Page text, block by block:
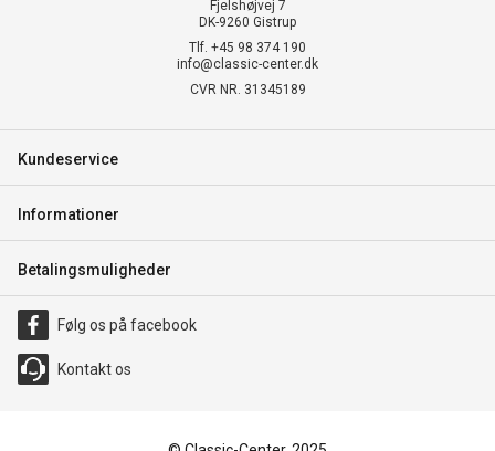
Fjelshøjvej 7
DK-9260 Gistrup
Tlf. +45 98 374 190
info@classic-center.dk
CVR NR. 31345189
Kundeservice
Informationer
Betalingsmuligheder
Følg os på facebook
Kontakt os